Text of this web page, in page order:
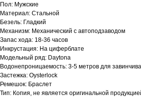
Пол: Мужские
Материал: Стальной
Безель: Гладкий
Механизм: Механический с автоподзаводом
Запас хода: 18-36 часов
Инкрустация: На циферблате
Модельный ряд: Daytona
Водонепроницаемость: 3-5 метров для
Застежка: Oysterlock
Ремешок: Браслет
Тип: Копия, не является оригинальной